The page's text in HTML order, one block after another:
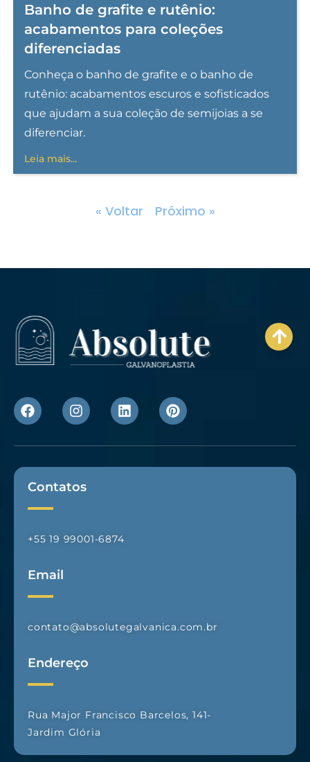
Banho de grafite e rutênio:
acabamentos para coleções
diferenciadas
Conheça o banho de grafite e o banho de
rutênio: acabamentos escuros e sofisticados
que ajudam a sua coleção de semijoias a se
diferenciar.
Leia mais...
« Voltar Próximo »
Contatos
+55 19 99001-6874
Email
contato@absolutegalvanica.com.br
Endereço
Rua Major Francisco Barcelos, 141-
Jardim Glória